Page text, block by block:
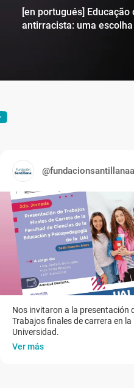
[en portugués]
antirracista: uma
Nos invitaron a la presentación
Trabajos finales de carrera en la
Universidad.
Ver más